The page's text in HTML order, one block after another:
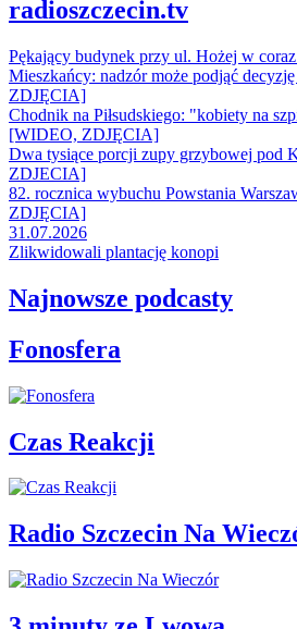
radioszczecin.tv
Pękający budynek przy ul. Hożej w
Mieszkańcy: nadzór może podjąć
ZDJĘCIA]
Chodnik na Piłsudskiego: "kobiety na
[WIDEO, ZDJĘCIA]
Dwa tysiące porcji zupy grzybowej pod
ZDJECIA]
82. rocznica wybuchu Powstania
ZDJĘCIA]
31.07.2026
Zlikwidowali plantację konopi
Najnowsze podcasty
Fonosfera
Czas Reakcji
Radio Szczecin Na